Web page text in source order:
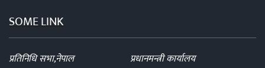
SOME LINK
प्रतिनिधि सभा,नेपाल
प्रधानमन्त्री कार्यालय